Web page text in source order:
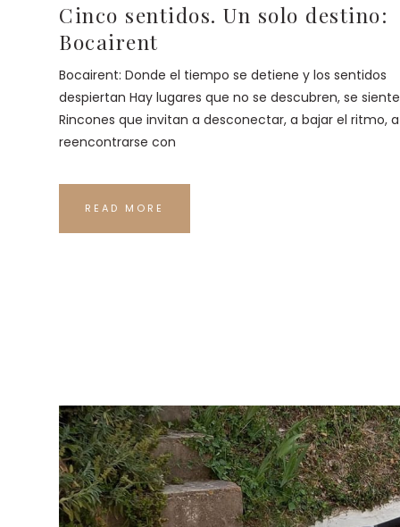
Cinco sentidos. Un solo destino:
Bocairent
Bocairent: Donde el tiempo se detiene y los sentidos
despiertan Hay lugares que no se descubren, se
Rincones que invitan a desconectar, a bajar el ritmo, a
reencontrarse con
READ MORE